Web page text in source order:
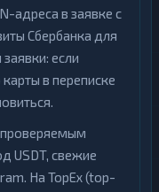
адреса в заявке с
Сбербанка для
если
в переписке
USDT, свежие
На TopEx (top-